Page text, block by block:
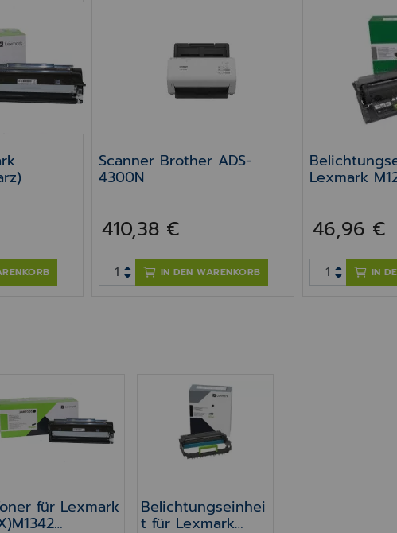
Scanner Brother ADS-
4300N
410,38 €
IN DEN WARENKORB
Lexmark
46,96 €
IN
M1342 & XM1342, 550 Blatt
für Lexmark (X)M1342 (Schwarz)
für Lexmark
Belichtungseinheit für Lexmark M1342
Belichtungseinhei
t für Lexmark